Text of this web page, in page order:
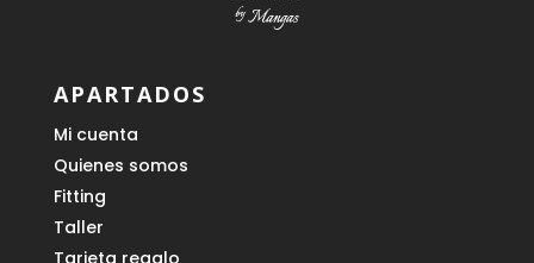
APARTADOS
Mi cuenta
Quienes somos
Fitting
Taller